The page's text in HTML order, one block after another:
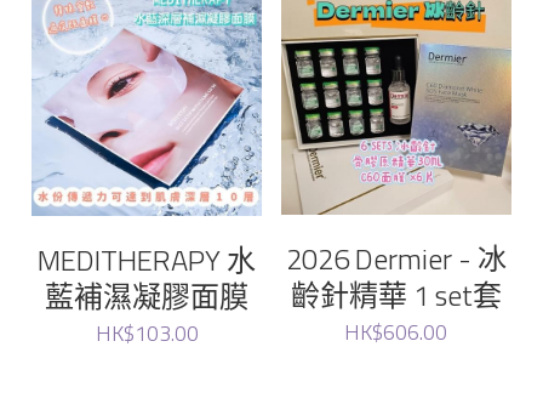
LG
Dr.Melaxin
Meditherapy
wellage
MEDITHERAPY 水
藍補濕凝膠面膜
HK$103.00
2026 Dermier - 冰
齡針精華 1 set套
HK$606.00